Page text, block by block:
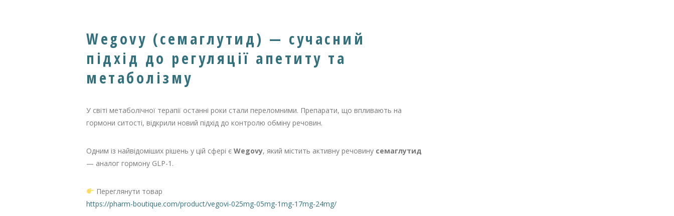
Wegovy (семаглутид) — сучасний
підхід до регуляції апетиту та
метаболізму
У світі метаболічної терапії останні роки стали переломними. Препарати, що впливають на
гормони ситості, відкрили новий підхід до контролю обміну речовин.
Одним із найвідоміших рішень у цій сфері є Wegovy, який містить активну речовину семаглутид
— аналог гормону GLP-1.
Переглянути товар
https://pharm-boutique.com/product/vegovi-025mg-05mg-1mg-17mg-24mg/